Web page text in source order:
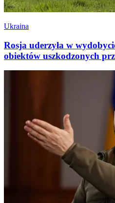
Ukraina
Rosja uderzyła w
obiektów uszkodzonych